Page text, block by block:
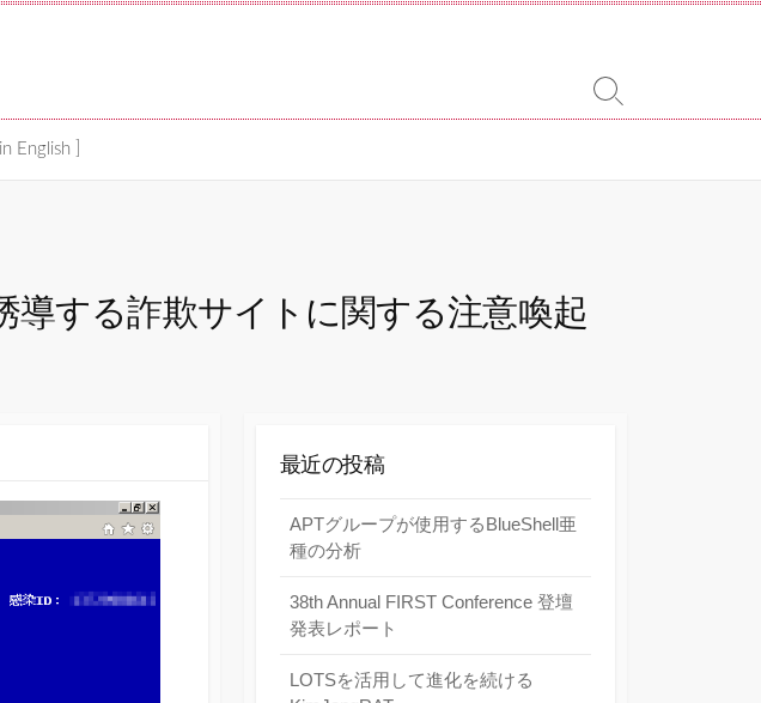
in English ]
検
索
導する詐欺サイトに関する注意喚起
最近の投稿
APTグループが使用するBlueShell亜
種の分析
38th Annual FIRST Conference 登壇
発表レポート
LOTSを活用して進化を続ける